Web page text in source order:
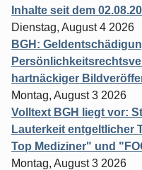
Inhalte seit dem
Dienstag, August 4 2026
BGH:
hartnäckiger
Montag, August 3 2026
Volltext BGH liegt vor:
Lauterkeit entgeltlicher
Top Mediziner" und
Montag, August 3 2026